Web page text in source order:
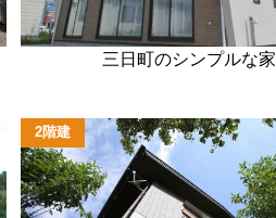
三日町のシンプルな家
2階建